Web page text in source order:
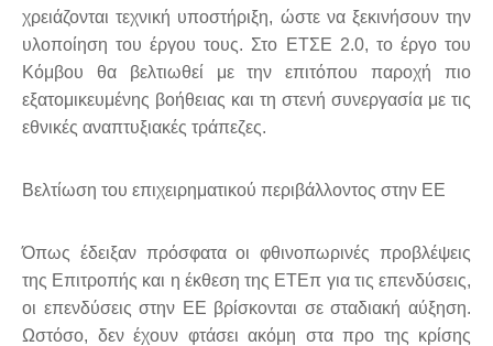
χρειάζονται τεχνική υποστήριξη, ώστε να ξεκινήσουν την
υλοποίηση του έργου τους. Στο ΕΤΣΕ 2.0, το έργο του
Κόμβου θα βελτιωθεί με την επιτόπου παροχή πιο
εξατομικευμένης βοήθειας και τη στενή συνεργασία με τις
εθνικές αναπτυξιακές τράπεζες.
Βελτίωση του επιχειρηματικού περιβάλλοντος στην ΕΕ
Όπως έδειξαν πρόσφατα οι φθινοπωρινές προβλέψεις
της Επιτροπής και η έκθεση της ΕΤΕπ για τις επενδύσεις,
οι επενδύσεις στην ΕΕ βρίσκονται σε σταδιακή αύξηση.
Ωστόσο, δεν έχουν φτάσει ακόμη στα προ της κρίσης